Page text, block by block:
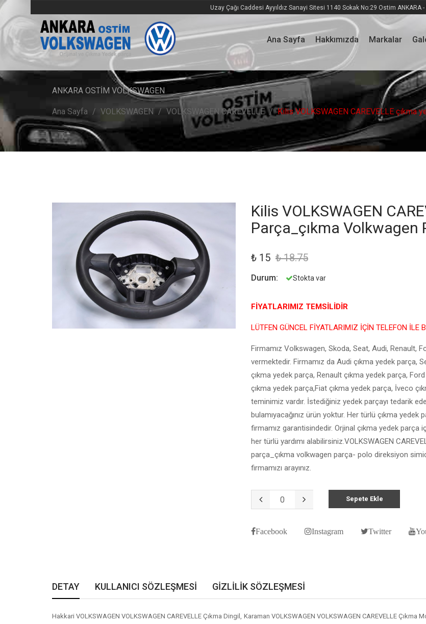
Uzay Çağı Caddesi Ayyıldız Sanayi Sitesi 1140 Sokak No:29 Ostim ANKARA -
Ana Sayfa Hakkımızda Markalar
ANKARA OSTİM VOLKSWAGEN
Ana Sayfa VOLKSWAGEN VOLKSWAGEN CAREVELLE Kilis VOLKSWAGEN CAREVELLE
Kilis VOLKSWAGEN
Parça_çıkma
₺ 15 ₺ 18.75
Durum: Stokta var
FİYATLARIMIZ TEMSİLİDİR
LÜTFEN GÜNCEL FİYATLARIMIZ İÇİN TELEFON İLE
Firmamız Volkswagen, Skoda, Seat, Audi, Renault,
vermektedir. Firmamız da Audi çıkma yedek parça,
çıkma yedek parça, Renault çıkma yedek parça,
çıkma yedek parça,Fiat çıkma yedek parça, İveco
teminimiz vardır. İstediğiniz yedek parçayı tedarik
bulamıyacağınız ürün yoktur. Her türlü çıkma yedek
firmamız garantisindedir. Orjinal çıkma yedek parça
her türlü yardımı alabilirsiniz.VOLKSWAGEN
parça_çıkma volkwagen parça- polo direksiyon
firmamızı arayınız.
Sepete Ekle
Facebook Instagram Twitter
DETAY KULLANICI SÖZLEŞMESİ GİZLİLİK SÖZLEŞMESİ
Hakkari VOLKSWAGEN VOLKSWAGEN CAREVELLE Çıkma Dingil, Karaman VOLKSWAGEN VOLKSWAGEN CAREVELLE Çıkma